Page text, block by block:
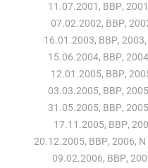
11.07.2001, ВВР,
07.02.2002, ВВР,
16.01.2003, ВВР, 2003,
15.06.2004, ВВР,
12.01.2005, ВВР,
03.03.2005, ВВР,
31.05.2005, ВВР,
17.11.2005, ВВР,
20.12.2005, ВВР, 2006, N
09.02.2006, ВВР,